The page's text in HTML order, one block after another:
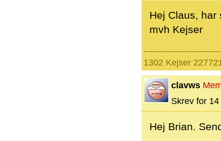
Hej Claus,
mvh Kejser
1302 Kejser
clavws
Skrev for
Hej Brian.